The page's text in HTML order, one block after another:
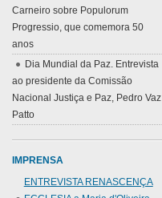
Carneiro sobre Populorum
Progressio, que comemora 50
anos
Dia Mundial da Paz. Entrevista
ao presidente da Comissão
Nacional Justiça e Paz, Pedro Vaz
Patto
IMPRENSA
ENTREVISTA RENASCENÇA